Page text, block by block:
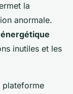
la
anormale.
inutiles et les
plateforme